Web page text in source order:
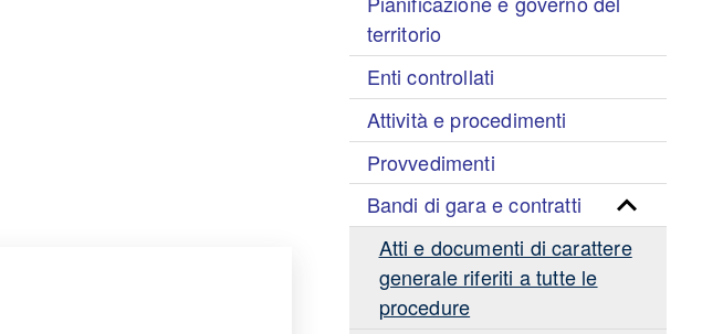
territorio
Enti controllati
Attività e procedimenti
Provvedimenti
Bandi di gara e contratti
Atti e documenti di carattere
generale riferiti a tutte le
procedure